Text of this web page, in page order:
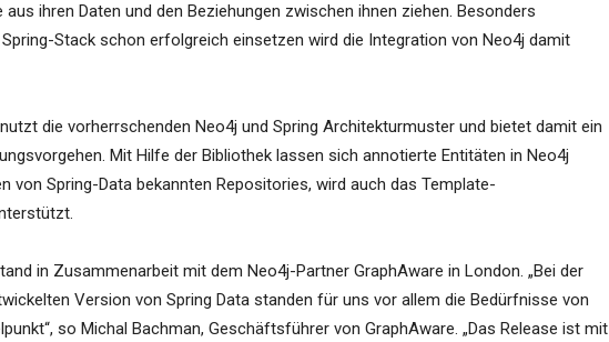
aus ihren Daten und den Beziehungen zwischen ihnen ziehen. Besonders
Stack schon erfolgreich einsetzen wird die Integration von Neo4j damit
die vorherrschenden Neo4j und Spring Architekturmuster und bietet damit ein
Mit Hilfe der Bibliothek lassen sich annotierte Entitäten in Neo4j
von Spring-Data bekannten Repositories, wird auch das Template-
in Zusammenarbeit mit dem Neo4j-Partner GraphAware in London. „Bei der
Version von Spring Data standen für uns vor allem die Bedürfnisse von
so Michal Bachman, Geschäftsführer von GraphAware. „Das Release ist mit